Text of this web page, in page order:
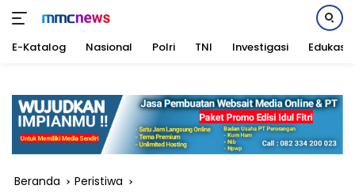
konten
E-Katalog Nasional Polri TNI Investigasi Edukasi
Beranda Peristiwa